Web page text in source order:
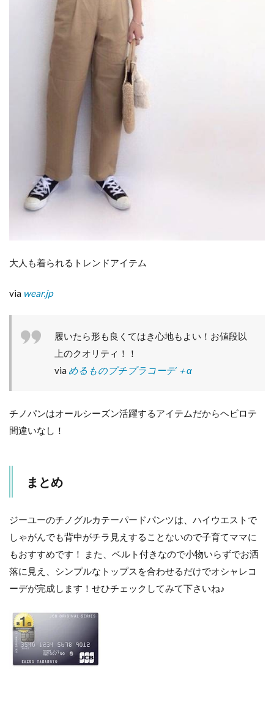
大人も着られるトレンドアイテム
via wear.jp
履いたら形も良くてはき心地もよい！お値段以
上のクオリティ！！
via めるものプチプラコーデ ＋α
チノパンはオールシーズン活躍するアイテムだからヘビロテ
間違いなし！
まとめ
ジーユーのチノグルカテーパードパンツは、ハイウエストで
しゃがんでも背中がチラ見えすることないので子育てママに
もおすすめです！ また、ベルト付きなので小物いらずでお洒
落に見え、シンプルなトップスを合わせるだけでオシャレコ
ーデが完成します！せひチェックしてみて下さいね♪